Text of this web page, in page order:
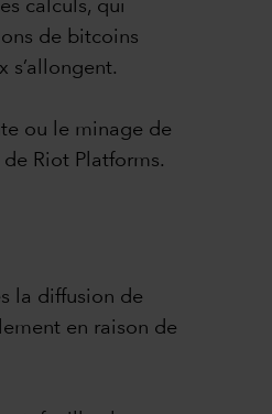
calculs, qui
de bitcoins
s’allongent.
ou le minage de
Riot Platforms.
la diffusion de
en raison de